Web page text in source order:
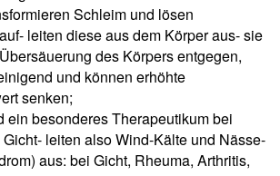
Schleim und lösen
leiten diese aus dem Körper aus- sie
des Körpers entgegen,
und können erhöhte
senken;
ein besonderes Therapeutikum bei
leiten also Wind-Kälte und Nässe-
aus: bei Gicht, Rheuma, Arthritis,